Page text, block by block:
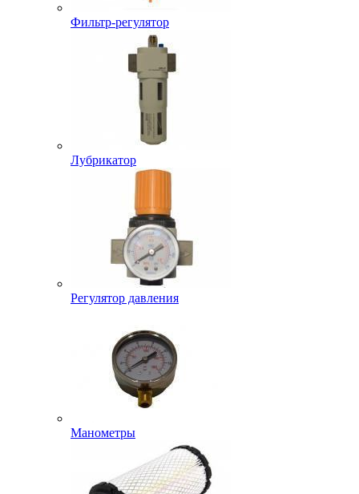
Фильтр-регулятор
Лубрикатор
Регулятор давления
Манометры